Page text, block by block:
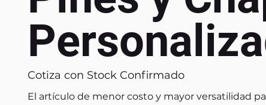
Cotiza con Stock Confirmado
El artículo de menor costo y mayor versatilidad